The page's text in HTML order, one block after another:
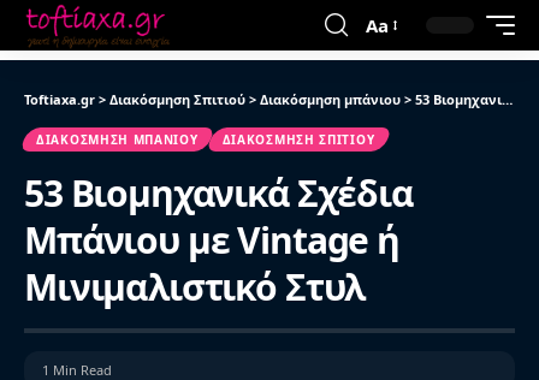
Aa
Toftiaxa.gr > Διακόσμηση Σπιτιού > Διακόσμηση μπάνιου > 53 Βιομηχανικά Σχέδια Μπάνιου με Vintage ή Μινιμαλιστικό Στυλ
ΔΙΑΚΌΣΜΗΣΗ ΜΠΆΝΙΟΥ ΔΙΑΚΌΣΜΗΣΗ ΣΠΙΤΙΟΎ
53 Βιομηχανικά Σχέδια
Μπάνιου με Vintage ή
Μινιμαλιστικό Στυλ
1 Min Read